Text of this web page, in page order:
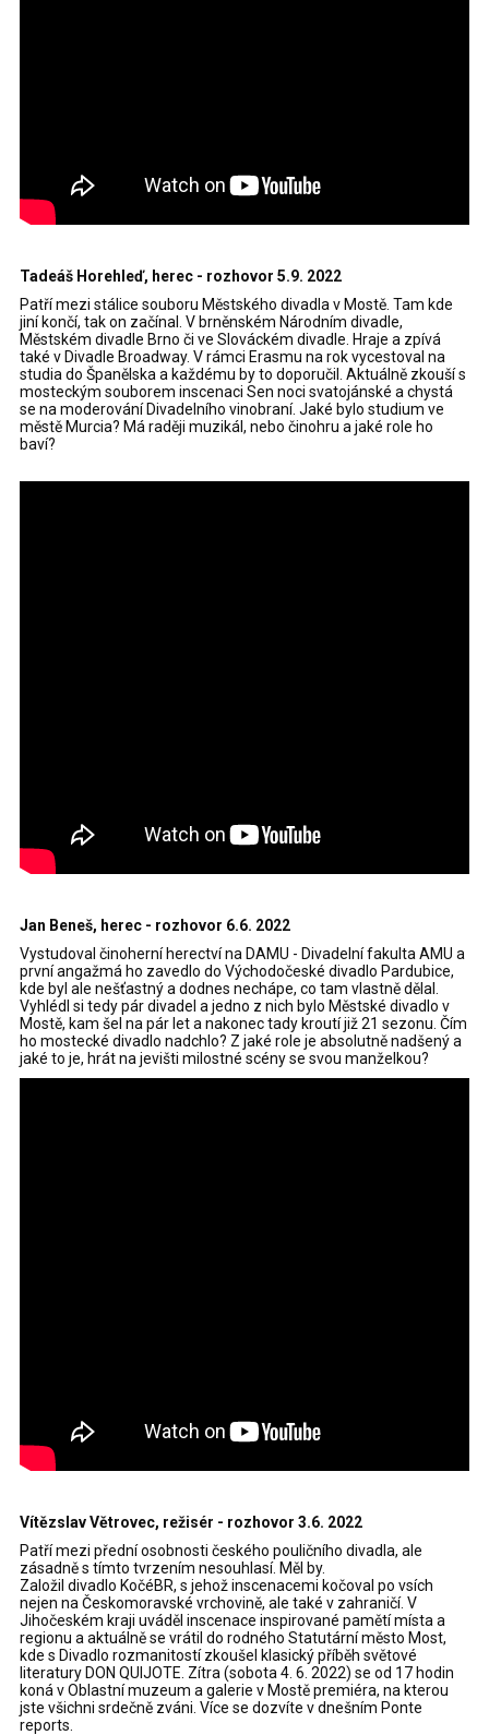
Tadeáš Horehleď, herec - rozhovor 5.9. 2022
Patří mezi stálice souboru Městského divadla v Mostě. Tam kde
jiní končí, tak on začínal. V brněnském Národním divadle,
Městském divadle Brno či ve Slováckém divadle. Hraje a zpívá
také v Divadle Broadway. V rámci Erasmu na rok vycestoval na
studia do Španělska a každému by to doporučil. Aktuálně zkouší s
mosteckým souborem inscenaci Sen noci svatojánské a chystá
se na moderování Divadelního vinobraní. Jaké bylo studium ve
městě Murcia? Má raději muzikál, nebo činohru a jaké role ho
baví?
Jan Beneš, herec - rozhovor 6.6. 2022
Vystudoval činoherní herectví na DAMU - Divadelní fakulta AMU a
první angažmá ho zavedlo do Východočeské divadlo Pardubice,
kde byl ale nešťastný a dodnes nechápe, co tam vlastně dělal.
Vyhlédl si tedy pár divadel a jedno z nich bylo Městské divadlo v
Mostě, kam šel na pár let a nakonec tady kroutí již 21 sezonu. Čím
ho mostecké divadlo nadchlo? Z jaké role je absolutně nadšený a
jaké to je, hrát na jevišti milostné scény se svou manželkou?
Vítězslav Větrovec, režisér - rozhovor 3.6. 2022
Patří mezi přední osobnosti českého pouličního divadla, ale
zásadně s tímto tvrzením nesouhlasí. Měl by.
Založil divadlo KočéBR, s jehož inscenacemi kočoval po vsích
nejen na Českomoravské vrchovině, ale také v zahraničí. V
Jihočeském kraji uváděl inscenace inspirované pamětí místa a
regionu a aktuálně se vrátil do rodného Statutární město Most,
kde s Divadlo rozmanitostí zkoušel klasický příběh světové
literatury DON QUIJOTE. Zítra (sobota 4. 6. 2022) se od 17 hodin
koná v Oblastní muzeum a galerie v Mostě premiéra, na kterou
jste všichni srdečně zváni. Více se dozvíte v dnešním Ponte
reports.